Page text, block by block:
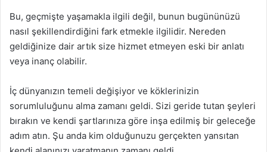
Bu, geçmişte yaşamakla ilgili değil, bunun bugününüzü
nasıl şekillendirdiğini fark etmekle ilgilidir. Nereden
geldiğinize dair artık size hizmet etmeyen eski bir anlatı
veya inanç olabilir.
İç dünyanızın temeli değişiyor ve köklerinizin
sorumluluğunu alma zamanı geldi. Sizi geride tutan şeyleri
bırakın ve kendi şartlarınıza göre inşa edilmiş bir geleceğe
adım atın. Şu anda kim olduğunuzu gerçekten yansıtan